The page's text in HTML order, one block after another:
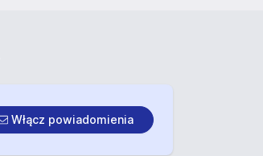
Włącz powiadomienia